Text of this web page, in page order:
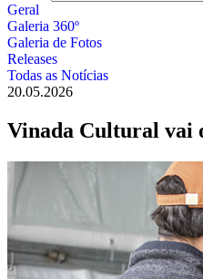
Geral
Galeria 360º
Galeria de Fotos
Releases
Todas as Notícias
20.05.2026
Vinada Cultural vai